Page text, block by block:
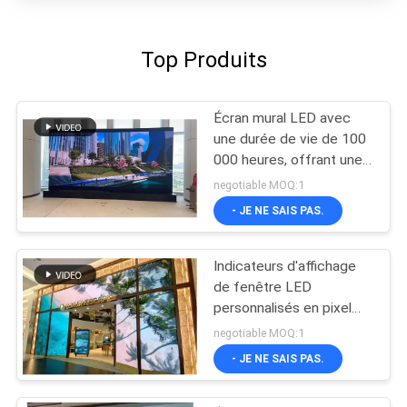
Top Produits
Écran mural LED avec
une durée de vie de 100
000 heures, offrant une
taille de boîtier unitaire
de 640x640mm,
performance pour les
concert et les lieux
publics
negotiable MOQ:1
- JE NE SAIS PAS.
Indicateurs d'affichage
de fenêtre LED
personnalisés en pixel
pitch Cadre en aluminium
Conception transparente
Solutions d'affichage
negotiable MOQ:1
- JE NE SAIS PAS.